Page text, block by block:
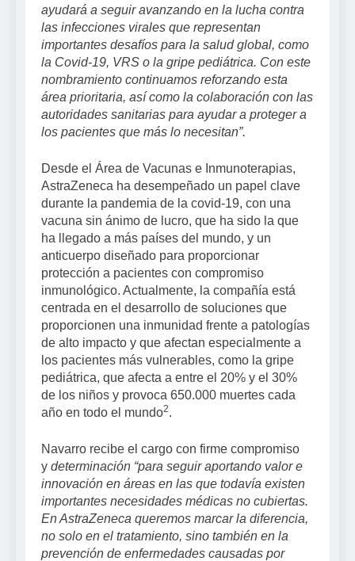
ayudará a seguir avanzando en la lucha contra
las infecciones virales que representan
importantes desafíos para la salud global, como
la Covid-19, VRS o la gripe pediátrica. Con este
nombramiento continuamos reforzando esta
área prioritaria, así como la colaboración con las
autoridades sanitarias para ayudar a proteger a
los pacientes que más lo necesitan”.
Desde el Área de Vacunas e Inmunoterapias,
AstraZeneca ha desempeñado un papel clave
durante la pandemia de la covid-19, con una
vacuna sin ánimo de lucro, que ha sido la que
ha llegado a más países del mundo, y un
anticuerpo diseñado para proporcionar
protección a pacientes con compromiso
inmunológico. Actualmente, la compañía está
centrada en el desarrollo de soluciones que
proporcionen una inmunidad frente a patologías
de alto impacto y que afectan especialmente a
los pacientes más vulnerables, como la gripe
pediátrica, que afecta a entre el 20% y el 30%
de los niños y provoca 650.000 muertes cada
año en todo el mundo2.
Navarro recibe el cargo con firme compromiso
y determinación “para seguir aportando valor e
innovación en áreas en las que todavía existen
importantes necesidades médicas no cubiertas.
En AstraZeneca queremos marcar la diferencia,
no solo en el tratamiento, sino también en la
prevención de enfermedades causadas por